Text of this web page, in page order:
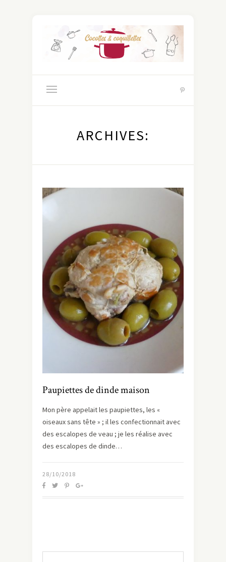
ARCHIVES:
Paupiettes de dinde maison
Mon père appelait les paupiettes, les «
oiseaux sans tête » ; il les confectionnait avec
des escalopes de veau ; je les réalise avec
des escalopes de dinde…
28/10/2018